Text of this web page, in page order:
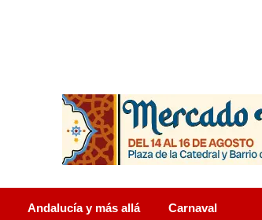
Andalucía y más allá Carnaval